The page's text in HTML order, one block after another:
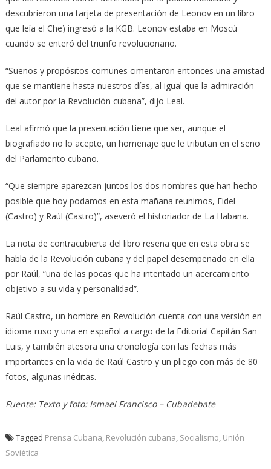
descubrieron una tarjeta de presentación de Leonov en un libro
que leía el Che) ingresó a la KGB. Leonov estaba en Moscú
cuando se enteró del triunfo revolucionario.
“Sueños y propósitos comunes cimentaron entonces una amistad
que se mantiene hasta nuestros días, al igual que la admiración
del autor por la Revolución cubana”, dijo Leal.
Leal afirmó que la presentación tiene que ser, aunque el
biografiado no lo acepte, un homenaje que le tributan en el seno
del Parlamento cubano.
“Que siempre aparezcan juntos los dos nombres que han hecho
posible que hoy podamos en esta mañana reunirnos, Fidel
(Castro) y Raúl (Castro)”, aseveró el historiador de La Habana.
La nota de contracubierta del libro reseña que en esta obra se
habla de la Revolución cubana y del papel desempeñado en ella
por Raúl, “una de las pocas que ha intentado un acercamiento
objetivo a su vida y personalidad”.
Raúl Castro, un hombre en Revolución cuenta con una versión en
idioma ruso y una en español a cargo de la Editorial Capitán San
Luis, y también atesora una cronología con las fechas más
importantes en la vida de Raúl Castro y un pliego con más de 80
fotos, algunas inéditas.
Fuente: Texto y foto: Ismael Francisco – Cubadebate
Tagged Prensa Cubana, Revolución cubana, Socialismo, Unión
Soviética